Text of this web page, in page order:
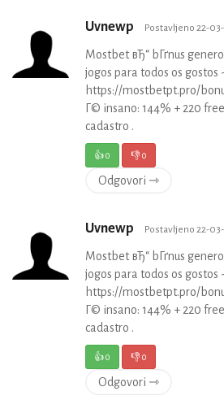
Uvnewp Postavljeno 22-
Mostbet вЂ“ bГґnus
jogos para todos os gostos -
https://mostbetpt.pro/
Г© insano: 144% + 220
cadastro .
👍0 👎0
Odgovori ⇾
Uvnewp Postavljeno 22-
Mostbet вЂ“ bГґnus
jogos para todos os gostos -
https://mostbetpt.pro/
Г© insano: 144% + 220
cadastro .
👍0 👎0
Odgovori ⇾